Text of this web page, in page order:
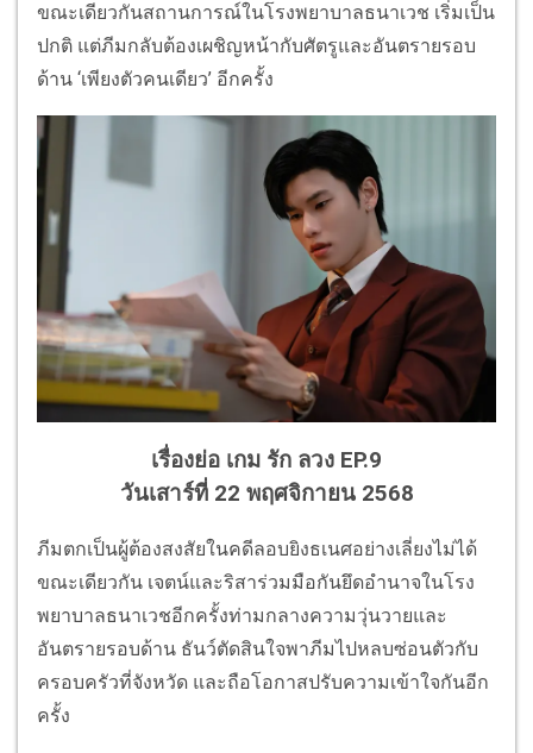
ขณะเดียวกันสถานการณ์ในโรงพยาบาลธนาเวช เริ่มเป็น
ปกติ แต่ภีมกลับต้องเผชิญหน้ากับศัตรูและอันตรายรอบ
ด้าน ‘เพียงตัวคนเดียว’ อีกครั้ง
เรื่องย่อ เกม รัก ลวง EP.9
วันเสาร์ที่ 22 พฤศจิกายน 2568
ภีมตกเป็นผู้ต้องสงสัยในคดีลอบยิงธเนศอย่างเลี่ยงไม่ได้
ขณะเดียวกัน เจตน์และริสาร่วมมือกันยึดอำนาจในโรง
พยาบาลธนาเวชอีกครั้งท่ามกลางความวุ่นวายและ
อันตรายรอบด้าน ธันว์ตัดสินใจพาภีมไปหลบซ่อนตัวกับ
ครอบครัวที่จังหวัด และถือโอกาสปรับความเข้าใจกันอีก
ครั้ง